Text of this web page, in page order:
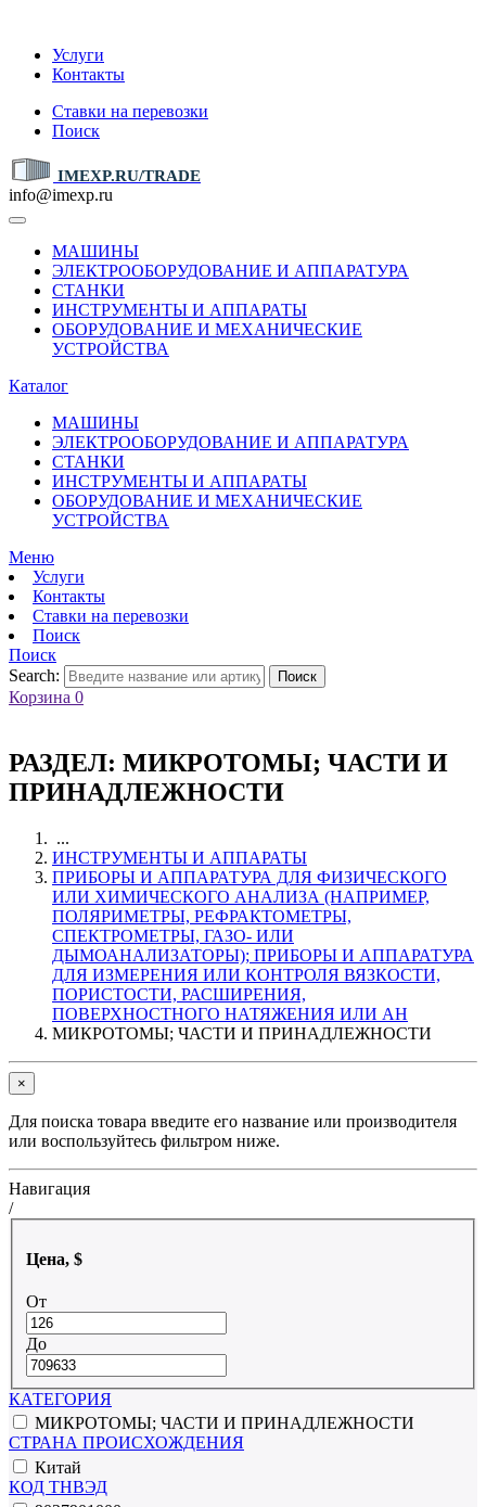
Услуги
Контакты
Ставки на перевозки
Поиск
IMEXP.RU/TRADE
info@imexp.ru
МАШИНЫ
ЭЛЕКТРООБОРУДОВАНИЕ И АППАРАТУРА
СТАНКИ
ИНСТРУМЕНТЫ И АППАРАТЫ
ОБОРУДОВАНИЕ И МЕХАНИЧЕСКИЕ
УСТРОЙСТВА
Каталог
МАШИНЫ
ЭЛЕКТРООБОРУДОВАНИЕ И АППАРАТУРА
СТАНКИ
ИНСТРУМЕНТЫ И АППАРАТЫ
ОБОРУДОВАНИЕ И МЕХАНИЧЕСКИЕ
УСТРОЙСТВА
Меню
Услуги
Контакты
Ставки на перевозки
Поиск
Поиск
Search:
Поиск
Корзина 0
РАЗДЕЛ: МИКРОТОМЫ; ЧАСТИ И
ПРИНАДЛЕЖНОСТИ
...
ИНСТРУМЕНТЫ И АППАРАТЫ
ПРИБОРЫ И АППАРАТУРА ДЛЯ ФИЗИЧЕСКОГО
ИЛИ ХИМИЧЕСКОГО АНАЛИЗА (НАПРИМЕР,
ПОЛЯРИМЕТРЫ, РЕФРАКТОМЕТРЫ,
СПЕКТРОМЕТРЫ, ГАЗО- ИЛИ
ДЫМОАНАЛИЗАТОРЫ); ПРИБОРЫ И АППАРАТУРА
ДЛЯ ИЗМЕРЕНИЯ ИЛИ КОНТРОЛЯ ВЯЗКОСТИ,
ПОРИСТОСТИ, РАСШИРЕНИЯ,
ПОВЕРХНОСТНОГО НАТЯЖЕНИЯ ИЛИ АН
МИКРОТОМЫ; ЧАСТИ И ПРИНАДЛЕЖНОСТИ
×
Для поиска товара введите его название или производителя
или воспользуйтесь фильтром ниже.
Навигация
/
Цена, $
От
До
КАТЕГОРИЯ
МИКРОТОМЫ; ЧАСТИ И ПРИНАДЛЕЖНОСТИ
СТРАНА ПРОИСХОЖДЕНИЯ
Китай
КОД ТНВЭД